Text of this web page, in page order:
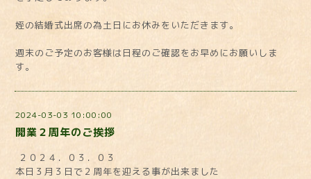
姪の結婚式出席の為土日にお休みをいただきます。
週末のご予定のお客様は日程のご確認をお早めにお願いしま
す。
2024-03-03 10:00:00
開業２周年のご挨拶
２０２４．０３．０３
本日３月３日で２周年を迎える事が出来ました